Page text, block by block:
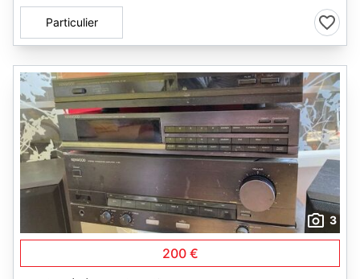
Particulier
3
200 €